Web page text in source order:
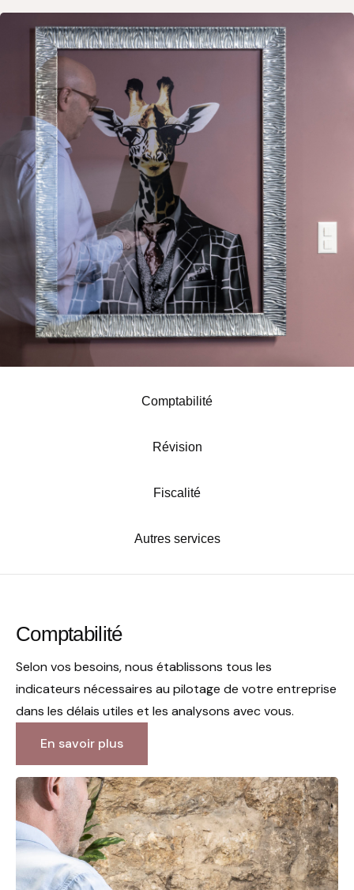
Comptabilité
Révision
Fiscalité
Autres services
Comptabilité
Selon vos besoins, nous établissons tous les
indicateurs nécessaires au pilotage de votre entreprise
dans les délais utiles et les analysons avec vous.
En savoir plus